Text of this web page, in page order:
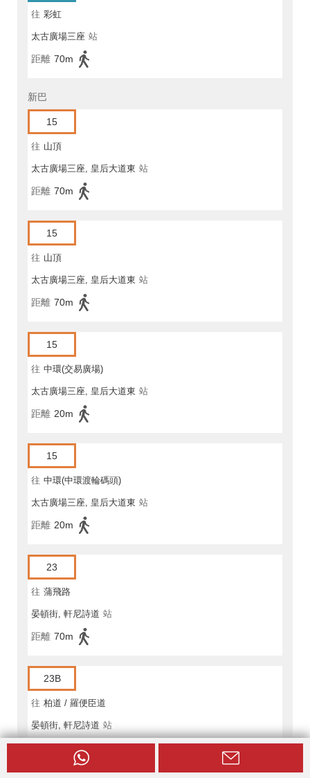
往 彩虹
太古廣場三座 站
距離 70m
新巴
15
往 山頂
太古廣場三座, 皇后大道東 站
距離 70m
15
往 山頂
太古廣場三座, 皇后大道東 站
距離 70m
15
往 中環(交易廣場)
太古廣場三座, 皇后大道東 站
距離 20m
15
往 中環(中環渡輪碼頭)
太古廣場三座, 皇后大道東 站
距離 20m
23
往 蒲飛路
晏頓街, 軒尼詩道 站
距離 70m
23B
往 柏道 / 羅便臣道
晏頓街, 軒尼詩道 站